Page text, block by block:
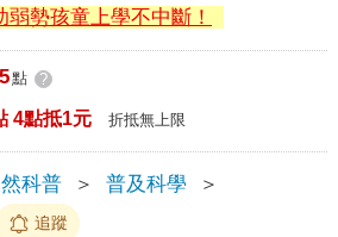
勢孩童上學不中斷！
點 ?
4點抵1元 折抵無上限
科普 ＞ 普及科學
＞
追蹤